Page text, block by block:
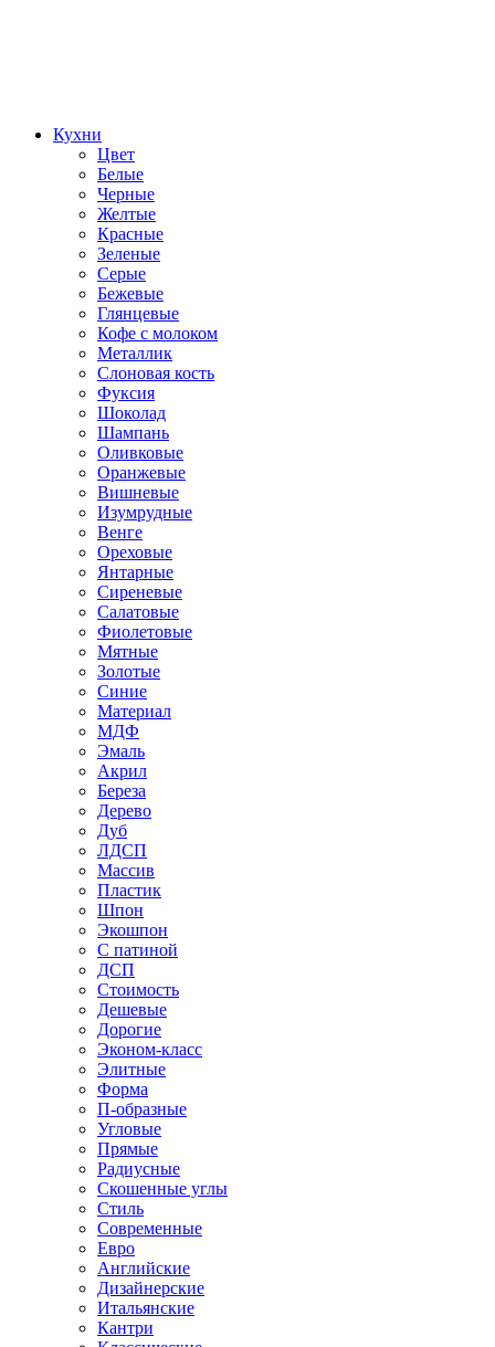
Кухни
Цвет
Белые
Черные
Желтые
Красные
Зеленые
Серые
Бежевые
Глянцевые
Кофе с молоком
Металлик
Слоновая кость
Фуксия
Шоколад
Шампань
Оливковые
Оранжевые
Вишневые
Изумрудные
Венге
Ореховые
Янтарные
Сиреневые
Салатовые
Фиолетовые
Мятные
Золотые
Синие
Материал
МДФ
Эмаль
Акрил
Береза
Дерево
Дуб
ЛДСП
Массив
Пластик
Шпон
Экошпон
С патиной
ДСП
Стоимость
Дешевые
Дорогие
Эконом-класс
Элитные
Форма
П-образные
Угловые
Прямые
Радиусные
Скошенные углы
Стиль
Современные
Евро
Английские
Дизайнерские
Итальянские
Кантри